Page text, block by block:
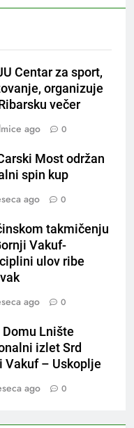
Centar za sport,
organizuje
večer
ago 0
Most održan
spin kup
ago 0
takmičenju
Vakuf-
ulov ribe
ago 0
Domu Lnište
izlet Srd
Vakuf – Uskoplje
ago 0